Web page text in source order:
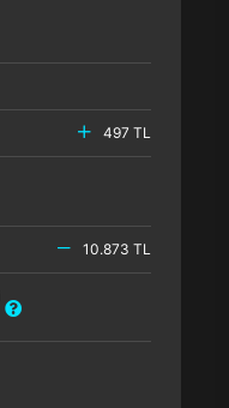
497 TL
10.873 TL